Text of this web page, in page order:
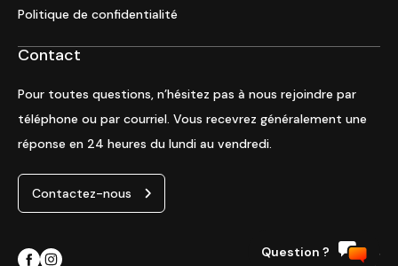
Question ?
Politique de confidentialité
Contact
Pour toutes questions, n’hésitez pas à nous rejoindre par
téléphone ou par courriel. Vous recevrez généralement une
réponse en 24 heures du lundi au vendredi.
Contactez-nous
Site web par